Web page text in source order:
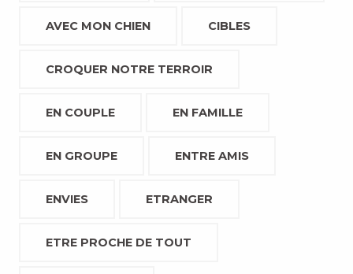
AVEC MON CHIEN CIBLES
CROQUER NOTRE TERROIR
EN COUPLE EN FAMILLE
EN GROUPE ENTRE AMIS
ENVIES ETRANGER
ETRE PROCHE DE TOUT